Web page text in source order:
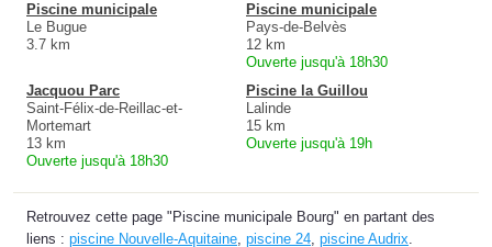
Piscine municipale
Le Bugue
3.7 km
Piscine municipale
Pays-de-Belvès
12 km
Ouverte jusqu'à 18h30
Jacquou Parc
Saint-Félix-de-Reillac-et-
Mortemart
13 km
Ouverte jusqu'à 18h30
Piscine la Guillou
Lalinde
15 km
Ouverte jusqu'à 19h
Retrouvez cette page "Piscine municipale Bourg" en partant des
liens : piscine Nouvelle-Aquitaine, piscine 24, piscine Audrix.